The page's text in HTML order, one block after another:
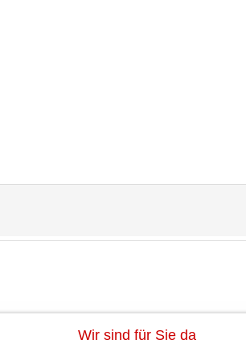
Wir sind für Sie da